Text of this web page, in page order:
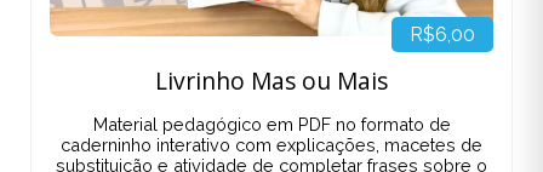
R$6,00
Livrinho Mas ou Mais
Material pedagógico em PDF no formato de
caderninho interativo com explicações, macetes de
substituição e atividade de completar frases sobre o